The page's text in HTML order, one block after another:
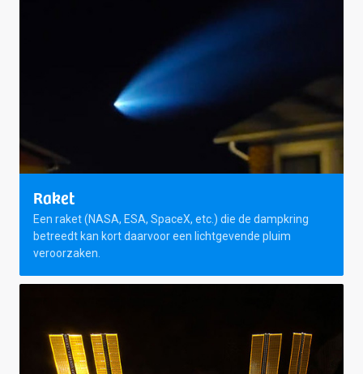
Raket
Een raket (NASA, ESA, SpaceX, etc.) die de dampkring
betreedt kan kort daarvoor een lichtgevende pluim
veroorzaken.